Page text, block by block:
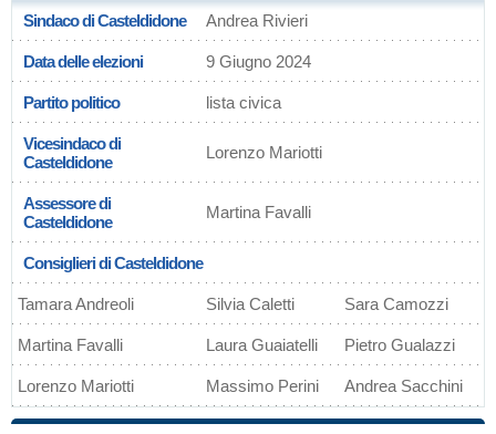
Sindaco di Casteldidone Andrea Rivieri
Data delle elezioni 9 Giugno 2024
Partito politico lista civica
Vicesindaco di
Casteldidone
Lorenzo Mariotti
Assessore di
Casteldidone
Martina Favalli
Consiglieri di Casteldidone
Tamara Andreoli Silvia Caletti Sara Camozzi
Martina Favalli Laura Guaiatelli Pietro Gualazzi
Lorenzo Mariotti Massimo Perini Andrea Sacchini